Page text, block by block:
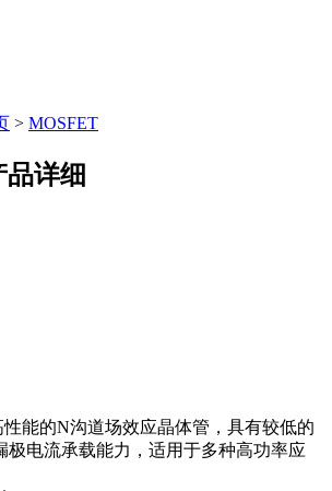
> MOSFET
品详细
能的N沟道场效应晶体管，具有较低的
极电流承载能力，适用于多种高功率应